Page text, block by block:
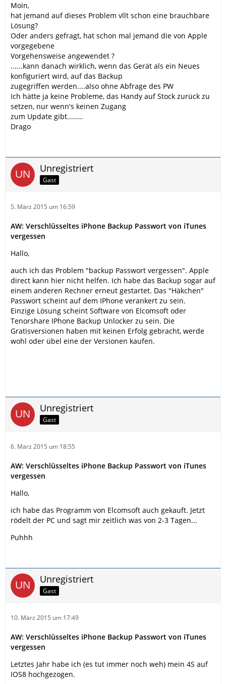
Moin,
hat jemand auf dieses Problem vllt schon eine brauchbare
Lösung?
Oder anders gefragt, hat schon mal jemand die von Apple
vorgegebene
Vorgehensweise angewendet ?
......kann danach wirklich, wenn das Gerät als ein Neues
konfiguriert wird, auf das Backup
zugegriffen werden....also ohne Abfrage des PW
Ich hätte ja keine Probleme, das Handy auf Stock zurück zu
setzen, nur wenn's keinen Zugang
zum Update gibt........
Drago
Unregistriert
Gast
5. März 2015 um 16:59
AW: Verschlüsseltes iPhone Backup Passwort von iTunes
vergessen
Hallo,
auch ich das Problem "backup Passwort vergessen". Apple
direct kann hier nicht helfen. Ich habe das Backup sogar auf
einem anderen Rechner erneut gestartet. Das "Häkchen"
Passwort scheint auf dem IPhone verankert zu sein.
Einzige Lösung scheint Software von Elcomsoft oder
Tenorshare IPhone Backup Unlocker zu sein. Die
Gratisversionen haben mit keinen Erfolg gebracht, werde
wohl oder übel eine der Versionen kaufen.
Unregistriert
Gast
6. März 2015 um 18:55
AW: Verschlüsseltes iPhone Backup Passwort von iTunes
vergessen
Hallo,
ich habe das Programm von Elcomsoft auch gekauft. Jetzt
rödelt der PC und sagt mir zeitlich was von 2-3 Tagen...
Puhhh
Unregistriert
Gast
10. März 2015 um 17:49
AW: Verschlüsseltes iPhone Backup Passwort von iTunes
vergessen
Letztes Jahr habe ich (es tut immer noch weh) mein 4S auf
IOS8 hochgezogen.